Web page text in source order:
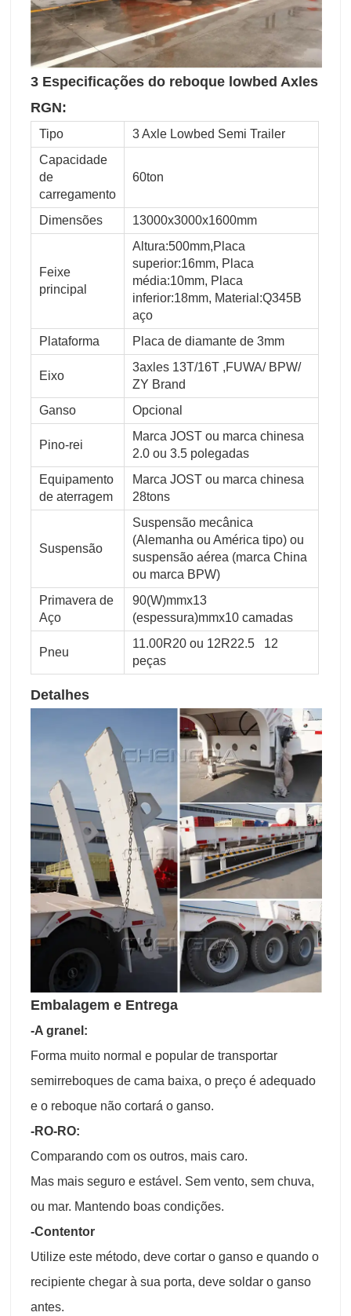
3 Especificações do reboque lowbed Axles
RGN:
Tipo
3 Axle Lowbed Semi Trailer
Capacidade
de
carregamento
60ton
Dimensões 13000x3000x1600mm
Feixe
principal
Altura:500mm,Placa
superior:16mm, Placa
média:10mm, Placa
inferior:18mm, Material:Q345B
aço
Plataforma
Placa de diamante de 3mm
Eixo
3axles 13T/16T ,FUWA/ BPW/
ZY Brand
Ganso
Opcional
Pino-rei
Marca JOST ou marca chinesa
2.0 ou 3.5 polegadas
Equipamento
de aterragem
Marca JOST ou marca chinesa
28tons
Suspensão
Suspensão mecânica
(Alemanha ou América tipo) ou
suspensão aérea (marca China
ou marca BPW)
Primavera de
Aço
90(W)mmx13
(espessura)mmx10 camadas
Pneu
11.00R20 ou 12R22.5 12
peças
Detalhes
Embalagem e Entrega
-A granel:
Forma muito normal e popular de transportar
semirreboques de cama baixa, o preço é adequado
e o reboque não cortará o ganso.
-RO-RO:
Comparando com os outros, mais caro.
Mas mais seguro e estável. Sem vento, sem chuva,
ou mar. Mantendo boas condições.
-Contentor
Utilize este método, deve cortar o ganso e quando o
recipiente chegar à sua porta, deve soldar o ganso
antes.